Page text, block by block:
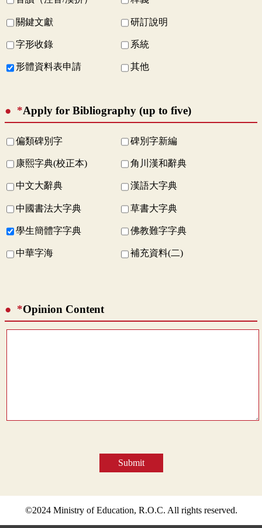
關鍵文獻 研訂說明
字形收錄 系統
形體資料表申請 其他
*Apply for Bibliography (up to five)
偏類碑別字 碑別字新編
康熙字典(校正本) 角川漢和辭典
中文大辭典 漢語大字典
中國書法大字典 草書大字典
學生簡體字字典 佛教難字字典
中華字海 補充資料(二)
*Opinion Content
Submit
©2024 Ministry of Education, R.O.C. All rights reserved.